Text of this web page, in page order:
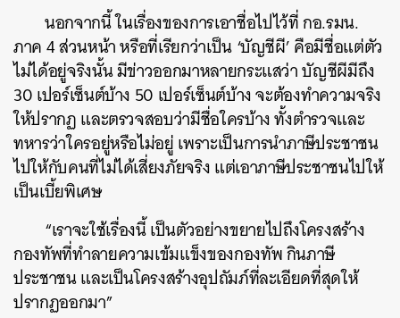
นอกจากนี้ ในเรื่องของการเอาชื่อไปไว้ที่ กอ.รมน.
ภาค 4 ส่วนหน้า หรือที่เรียกว่าเป็น ‘บัญชีผี’ คือมีชื่อแต่ตัว
ไม่ได้อยู่จริงนั้น มีข่าวออกมาหลายกระแสว่า บัญชีผีมีถึง
30 เปอร์เซ็นต์บ้าง 50 เปอร์เซ็นต์บ้าง จะต้องทำความจริง
ให้ปรากฏ และตรวจสอบว่ามีชื่อใครบ้าง ทั้งตำรวจและ
ทหารว่าใครอยู่หรือไม่อยู่ เพราะเป็นการนำภาษีประชาชน
ไปให้กับคนที่ไม่ได้เสี่ยงภัยจริง แต่เอาภาษีประชาชนไปให้
เป็นเบี้ยพิเศษ
“เราจะใช้เรื่องนี้ เป็นตัวอย่างขยายไปถึงโครงสร้าง
กองทัพที่ทำลายความเข้มแข็งของกองทัพ กินภาษี
ประชาชน และเป็นโครงสร้างอุปถัมภ์ที่ละเอียดที่สุดให้
ปรากฏออกมา”
SHARE TWEET LINE EMAIL